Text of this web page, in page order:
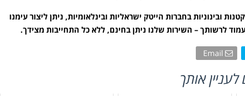
ובינוניות בחברות הייטק ישראליות ובינלאומיות, ניתן ליצור עימנו
Email
אותך